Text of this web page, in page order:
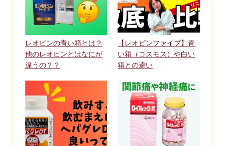
レオピンの青い箱とは？
他のレオピンとはなにが
違うの？？
【レオピンファイブ】青
い箱（コスモス）や白い
箱との違い